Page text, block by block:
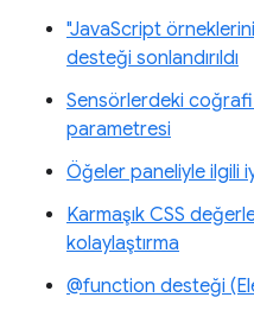
"JavaScript
desteği sonlandırıldı
Sensörlerdeki
parametresi
Öğeler paneliyle ilgili
Karmaşık CSS
kolaylaştırma
@function desteği